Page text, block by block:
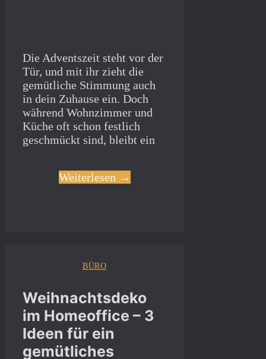
Die Adventszeit steht vor der
Tür, und mit ihr zieht die
gemütliche Stimmung auch
in dein Zuhause ein. Doch
während Wohnzimmer und
Küche oft schon festlich
geschmückt sind, bleibt ein
Weiterlesen →
BÜRO
Weihnachtsdeko
im Homeoffice – 3
Ideen für ein
gemütliches